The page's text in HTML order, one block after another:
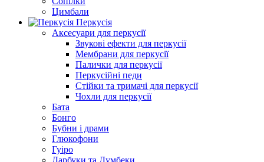
Цимбали
Перкусія
Аксесуари для перкусії
Звукові ефекти для перкусії
Мембрани для перкусії
Палички для перкусії
Перкусійні педи
Стійки та тримачі для перкусії
Чохли для перкусії
Бата
Бонго
Бубни і драми
Глюкофони
Гуіро
Дарбуки та Думбеки